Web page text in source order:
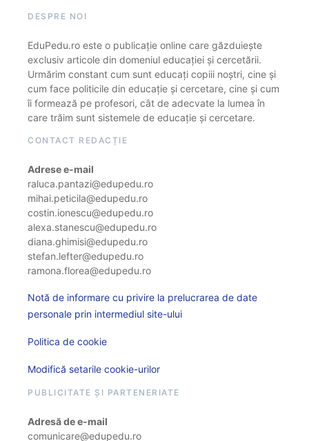
DESPRE NOI
EduPedu.ro este o publicație online care găzduiește
exclusiv articole din domeniul educației și cercetării.
Urmărim constant cum sunt educați copiii noștri, cine și
cum face politicile din educație și cercetare, cine și cum
îi formează pe profesori, cât de adecvate la lumea în
care trăim sunt sistemele de educație și cercetare.
CONTACT REDACȚIE
Adrese e-mail
raluca.pantazi@edupedu.ro
mihai.peticila@edupedu.ro
costin.ionescu@edupedu.ro
alexa.stanescu@edupedu.ro
diana.ghimisi@edupedu.ro
stefan.lefter@edupedu.ro
ramona.florea@edupedu.ro
Notă de informare cu privire la prelucrarea de date
personale prin intermediul site-ului
Politica de cookie
Modifică setarile cookie-urilor
PUBLICITATE ȘI PARTENERIATE
Adresă de e-mail
comunicare@edupedu.ro